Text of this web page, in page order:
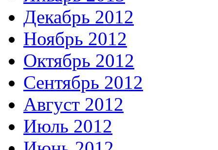
Декабрь 2012
Ноябрь 2012
Октябрь 2012
Сентябрь 2012
Август 2012
Июль 2012